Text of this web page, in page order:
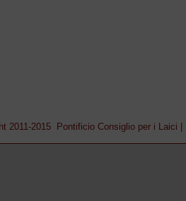
2011-2015 Pontificio Consiglio per i Laici |